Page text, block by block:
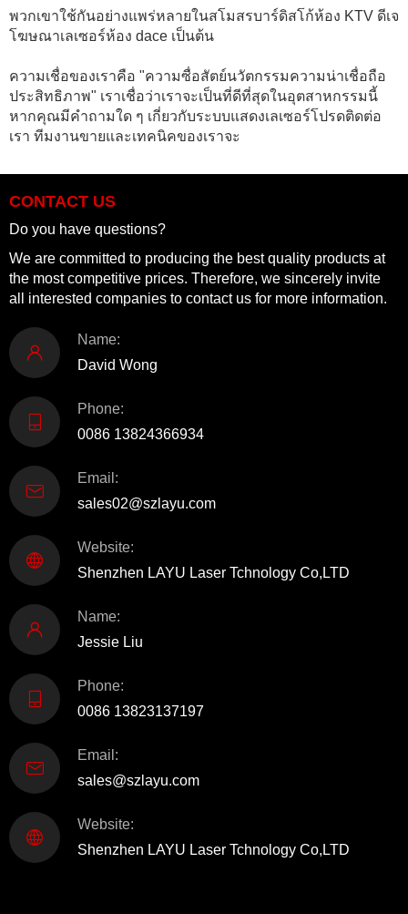
พวกเขาใช้กันอย่างแพร่หลายในสโมสรบาร์ดิสโก้ห้อง KTV ดีเจ
โฆษณาเลเซอร์ห้อง dace เป็นต้น
ความเชื่อของเราคือ "ความซื่อสัตย์นวัตกรรมความน่าเชื่อถือ
ประสิทธิภาพ" เราเชื่อว่าเราจะเป็นที่ดีที่สุดในอุตสาหกรรมนี้
หากคุณมีคำถามใด ๆ เกี่ยวกับระบบแสดงเลเซอร์โปรดติดต่อ
เรา ทีมงานขายและเทคนิคของเราจะ
CONTACT US
Do you have questions?
We are committed to producing the best quality products at
the most competitive prices. Therefore, we sincerely invite
all interested companies to contact us for more information.
Name:
David Wong
Phone:
0086 13824366934
Email:
sales02@szlayu.com
Website:
Shenzhen LAYU Laser Tchnology Co,LTD
Name:
Jessie Liu
Phone:
0086 13823137197
Email:
sales@szlayu.com
Website:
Shenzhen LAYU Laser Tchnology Co,LTD